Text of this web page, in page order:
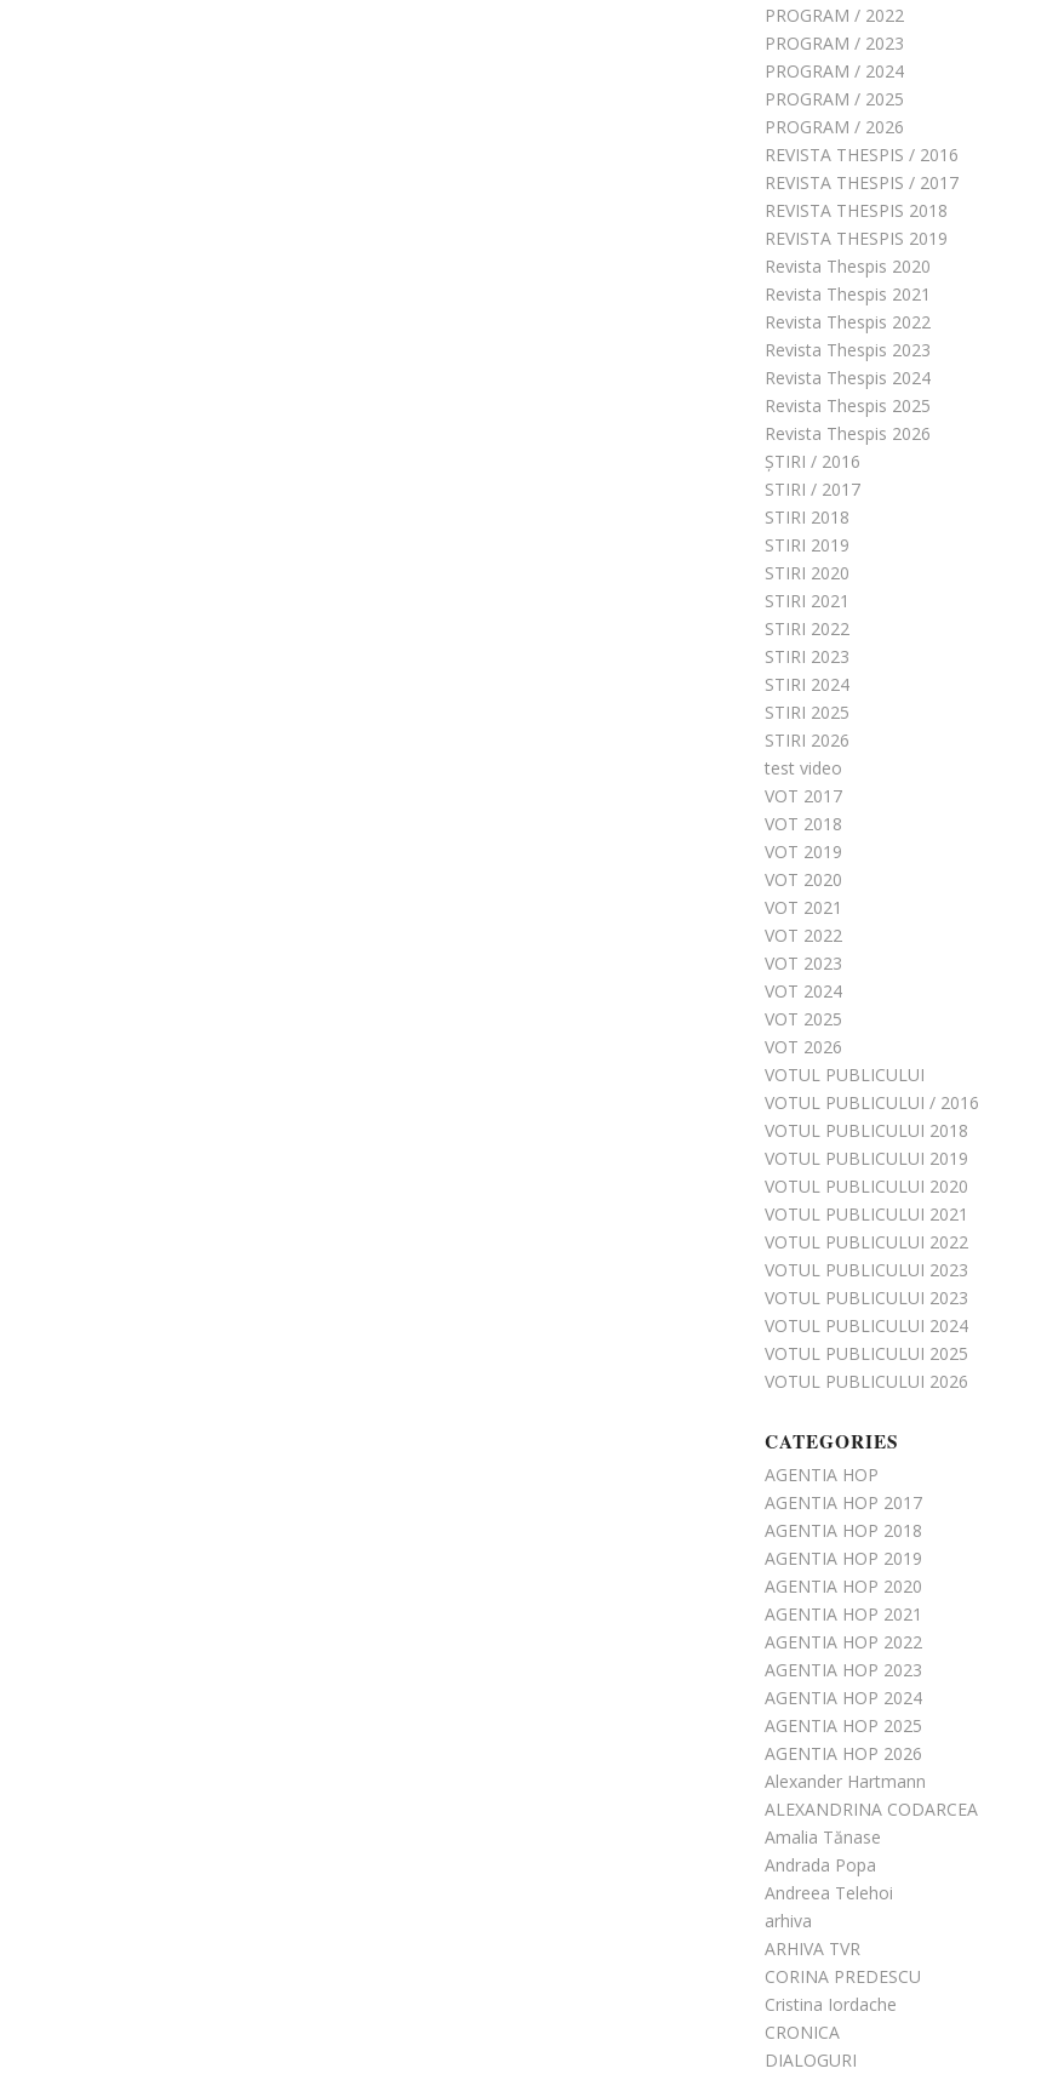
PROGRAM / 2022
PROGRAM / 2023
PROGRAM / 2024
PROGRAM / 2025
PROGRAM / 2026
REVISTA THESPIS / 2016
REVISTA THESPIS / 2017
REVISTA THESPIS 2018
REVISTA THESPIS 2019
Revista Thespis 2020
Revista Thespis 2021
Revista Thespis 2022
Revista Thespis 2023
Revista Thespis 2024
Revista Thespis 2025
Revista Thespis 2026
ȘTIRI / 2016
STIRI / 2017
STIRI 2018
STIRI 2019
STIRI 2020
STIRI 2021
STIRI 2022
STIRI 2023
STIRI 2024
STIRI 2025
STIRI 2026
test video
VOT 2017
VOT 2018
VOT 2019
VOT 2020
VOT 2021
VOT 2022
VOT 2023
VOT 2024
VOT 2025
VOT 2026
VOTUL PUBLICULUI
VOTUL PUBLICULUI / 2016
VOTUL PUBLICULUI 2018
VOTUL PUBLICULUI 2019
VOTUL PUBLICULUI 2020
VOTUL PUBLICULUI 2021
VOTUL PUBLICULUI 2022
VOTUL PUBLICULUI 2023
VOTUL PUBLICULUI 2023
VOTUL PUBLICULUI 2024
VOTUL PUBLICULUI 2025
VOTUL PUBLICULUI 2026
CATEGORIES
AGENTIA HOP
AGENTIA HOP 2017
AGENTIA HOP 2018
AGENTIA HOP 2019
AGENTIA HOP 2020
AGENTIA HOP 2021
AGENTIA HOP 2022
AGENTIA HOP 2023
AGENTIA HOP 2024
AGENTIA HOP 2025
AGENTIA HOP 2026
Alexander Hartmann
ALEXANDRINA CODARCEA
Amalia Tănase
Andrada Popa
Andreea Telehoi
arhiva
ARHIVA TVR
CORINA PREDESCU
Cristina Iordache
CRONICA
DIALOGURI